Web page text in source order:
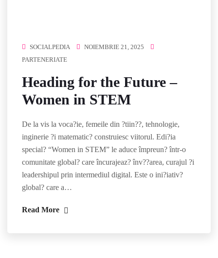
SOCIALPEDIA
NOIEMBRIE 21, 2025
PARTENERIATE
Heading for the Future –
Women in STEM
De la vis la voca?ie, femeile din ?tiin??, tehnologie,
inginerie ?i matematic? construiesc viitorul. Edi?ia
special? “Women in STEM” le aduce împreun? într-o
comunitate global? care încurajeaz? înv??area, curajul ?i
leadershipul prin intermediul digital. Este o ini?iativ?
global? care a…
Read More